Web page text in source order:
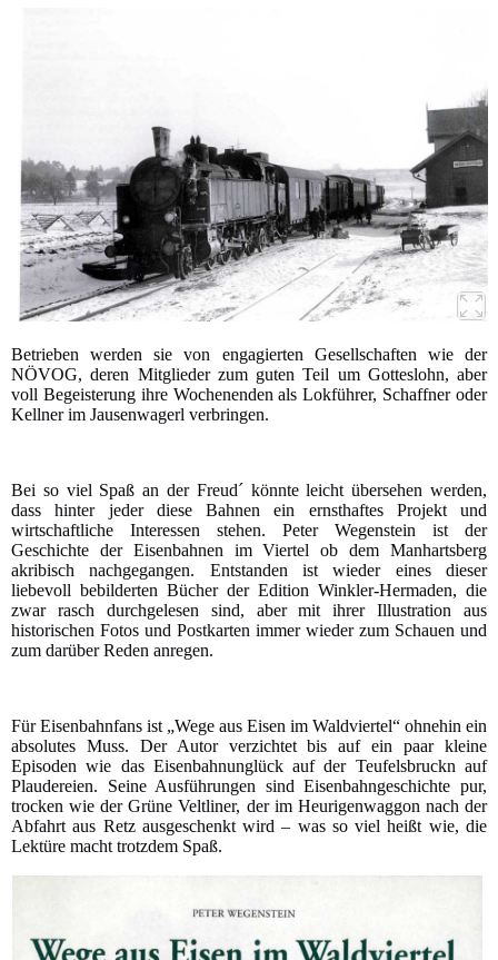
Betrieben werden sie von engagierten Gesellschaften wie der
NÖVOG, deren Mitglieder zum guten Teil um Gotteslohn, aber
voll Begeisterung ihre Wochenenden als Lokführer, Schaffner oder
Kellner im Jausenwagerl verbringen.
Bei so viel Spaß an der Freud´ könnte leicht übersehen werden,
dass hinter jeder diese Bahnen ein ernsthaftes Projekt und
wirtschaftliche Interessen stehen. Peter Wegenstein ist der
Geschichte der Eisenbahnen im Viertel ob dem Manhartsberg
akribisch nachgegangen. Entstanden ist wieder eines dieser
liebevoll bebilderten Bücher der Edition Winkler-Hermaden, die
zwar rasch durchgelesen sind, aber mit ihrer Illustration aus
historischen Fotos und Postkarten immer wieder zum Schauen und
zum darüber Reden anregen.
Für Eisenbahnfans ist „Wege aus Eisen im Waldviertel“ ohnehin ein
absolutes Muss. Der Autor verzichtet bis auf ein paar kleine
Episoden wie das Eisenbahnunglück auf der Teufelsbruckn auf
Plaudereien. Seine Ausführungen sind Eisenbahngeschichte pur,
trocken wie der Grüne Veltliner, der im Heurigenwaggon nach der
Abfahrt aus Retz ausgeschenkt wird – was so viel heißt wie, die
Lektüre macht trotzdem Spaß.